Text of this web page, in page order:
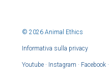
© 2026 Animal Ethics
Informativa sulla privacy
Youtube· Instagram · Facebook·